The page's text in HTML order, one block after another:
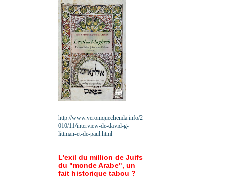
http://www.veroniquechemla.info/2
010/11/interview-de-david-g-
littman-et-de-paul.html
L'exil du million de Juifs
du "monde Arabe", un
fait historique tabou ?